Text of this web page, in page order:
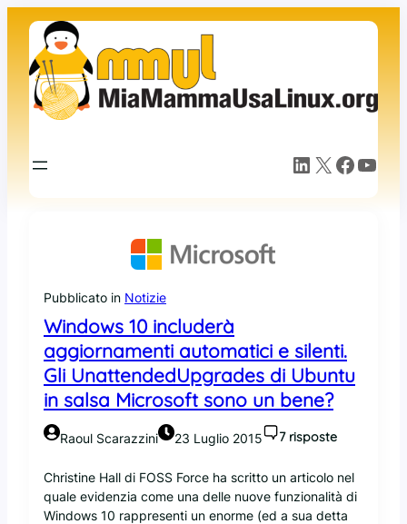
contenuto
LinkedIn X Facebook YouTube
Pubblicato in Notizie
Windows 10 includerà
aggiornamenti automatici e silenti.
Gli UnattendedUpgrades di Ubuntu
in salsa Microsoft sono un bene?
Raoul Scarazzini 23 Luglio 2015 7 risposte
Christine Hall di FOSS Force ha scritto un articolo nel
quale evidenzia come una delle nuove funzionalità di
Windows 10 rappresenti un enorme (ed a sua detta